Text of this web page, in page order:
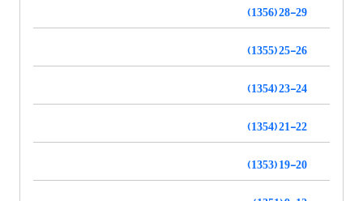
28-29 (1356)
25-26 (1355)
23-24 (1354)
21-22 (1354)
19-20 (1353)